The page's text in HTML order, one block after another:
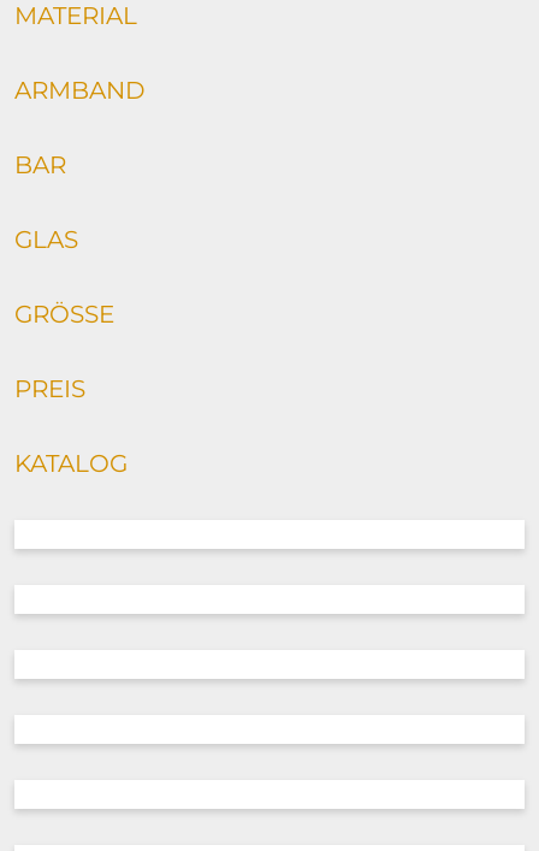
MATERIAL
ARMBAND
BAR
GLAS
GRÖSSE
PREIS
KATALOG